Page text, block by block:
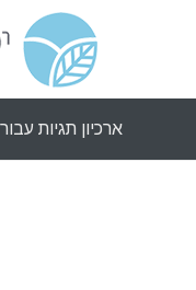
ארכיון תגיות